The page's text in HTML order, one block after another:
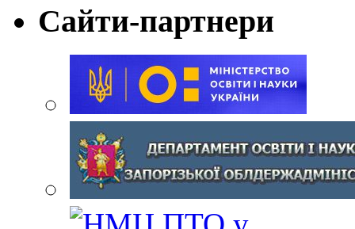
Сайти-партнери